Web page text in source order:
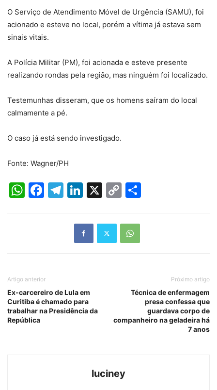
O Serviço de Atendimento Móvel de Urgência (SAMU), foi
acionado e esteve no local, porém a vítima já estava sem
sinais vitais.
A Polícia Militar (PM), foi acionada e esteve presente
realizando rondas pela região, mas ninguém foi localizado.
Testemunhas disseram, que os homens saíram do local
calmamente a pé.
O caso já está sendo investigado.
Fonte: Wagner/PH
WhatsApp
Facebook
Telegram
LinkedIn
X
Copy
Artigo anterior
Ex-carcereiro de Lula em
Curitiba é chamado para
trabalhar na Presidência da
República
Próximo artigo
Técnica de enfermagem
presa confessa que
guardava corpo de
companheiro na geladeira há
7 anos
luciney